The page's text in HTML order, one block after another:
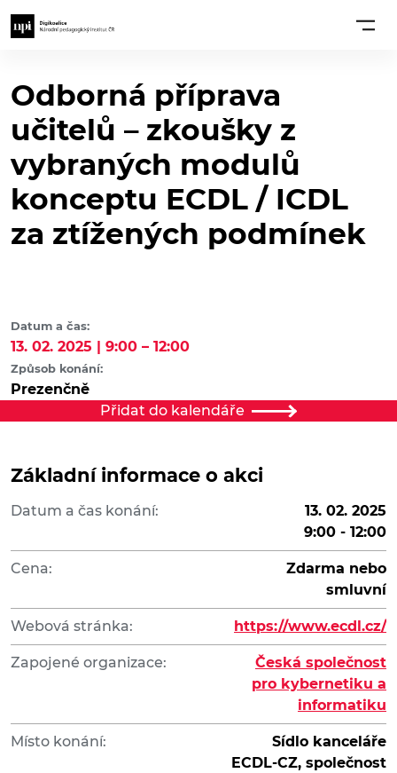
Odborná příprava
učitelů – zkoušky z
vybraných modulů
konceptu ECDL / ICDL
za ztížených podmínek
Datum a čas:
13. 02. 2025 | 9:00 – 12:00
Způsob konání:
Prezenčně
Přidat do kalendáře
Základní informace o akci
Datum a čas konání:
13. 02. 2025
9:00 - 12:00
Cena:
Zdarma nebo
smluvní
Webová stránka: https://www.ecdl.cz/
Zapojené organizace:
Česká společnost
pro kybernetiku a
informatiku
Místo konání:
Sídlo kanceláře
ECDL-CZ, společnost